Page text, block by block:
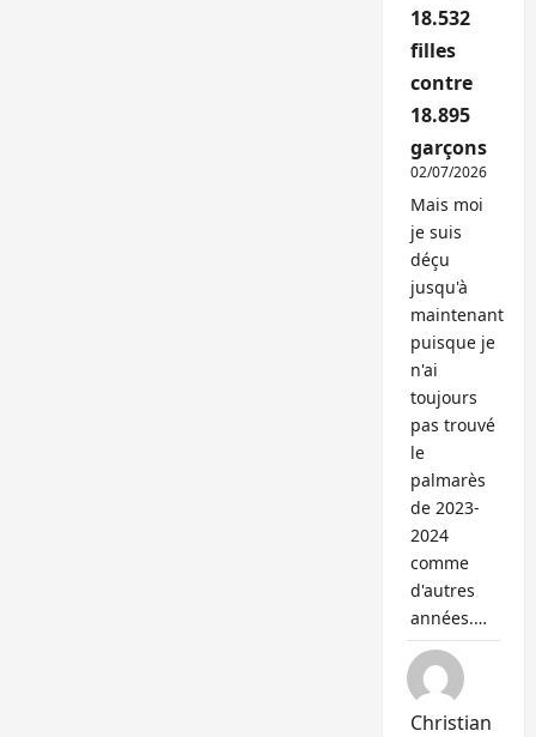
18.532
filles
contre
18.895
garçons
02/07/2026
Mais moi
je suis
déçu
jusqu'à
maintenant
puisque je
n'ai
toujours
pas trouvé
le
palmarès
de 2023-
2024
comme
d'autres
années.…
Christian